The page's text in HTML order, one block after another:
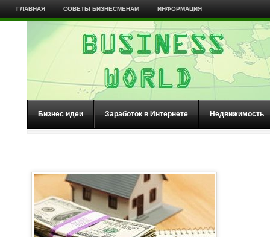
ГЛАВНАЯ СОВЕТЫ БИЗНЕСМЕНАМ ИНФОРМАЦИЯ
Бизнес идеи Заработок в Интернете Недвижимость